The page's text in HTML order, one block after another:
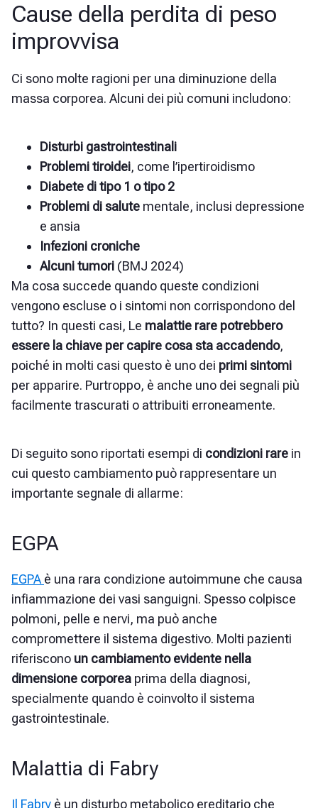
Cause della perdita di peso
improvvisa
Ci sono molte ragioni per una diminuzione della
massa corporea. Alcuni dei più comuni includono:
Disturbi gastrointestinali
Problemi tiroidei, come l’ipertiroidismo
Diabete di tipo 1 o tipo 2
Problemi di salute mentale, inclusi depressione
e ansia
Infezioni croniche
Alcuni tumori (BMJ 2024)
Ma cosa succede quando queste condizioni
vengono escluse o i sintomi non corrispondono del
tutto? In questi casi, Le malattie rare potrebbero
essere la chiave per capire cosa sta accadendo,
poiché in molti casi questo è uno dei primi sintomi
per apparire. Purtroppo, è anche uno dei segnali più
facilmente trascurati o attribuiti erroneamente.
Di seguito sono riportati esempi di condizioni rare in
cui questo cambiamento può rappresentare un
importante segnale di allarme:
EGPA
EGPA è una rara condizione autoimmune che causa
infiammazione dei vasi sanguigni. Spesso colpisce
polmoni, pelle e nervi, ma può anche
compromettere il sistema digestivo. Molti pazienti
riferiscono un cambiamento evidente nella
dimensione corporea prima della diagnosi,
specialmente quando è coinvolto il sistema
gastrointestinale.
Malattia di Fabry
Il Fabry è un disturbo metabolico ereditario che